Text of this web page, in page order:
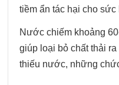
tiềm ẩn tác hại cho sức
Nước chiếm khoảng
giúp loại bỏ chất thải
thiếu nước, những